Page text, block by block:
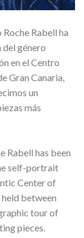
Rabell ha
género
en el Centro
Gran Canaria,
un
más
Rabell has been
self-portrait
Center of
between
tour of
pieces.